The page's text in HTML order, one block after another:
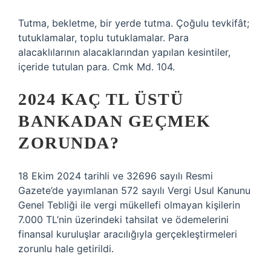
Tutma, bekletme, bir yerde tutma. Çoğulu tevkifât;
tutuklamalar, toplu tutuklamalar. Para
alacaklılarının alacaklarından yapılan kesintiler,
içeride tutulan para. Cmk Md. 104.
2024 KAÇ TL ÜSTÜ
BANKADAN GEÇMEK
ZORUNDA?
18 Ekim 2024 tarihli ve 32696 sayılı Resmi
Gazete’de yayımlanan 572 sayılı Vergi Usul Kanunu
Genel Tebliği ile vergi mükellefi olmayan kişilerin
7.000 TL’nin üzerindeki tahsilat ve ödemelerini
finansal kuruluşlar aracılığıyla gerçekleştirmeleri
zorunlu hale getirildi.